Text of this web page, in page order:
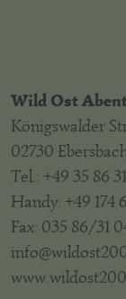
Wild Ost
Königswalder
02730
Tel.: +49 35 86
Handy: +49 174
Fax: 035 86/31